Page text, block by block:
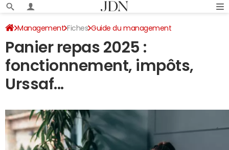
Management Fiches Guide du management
Primes et avantages
Panier repas 2025 :
fonctionnement, impôts,
Urssaf...